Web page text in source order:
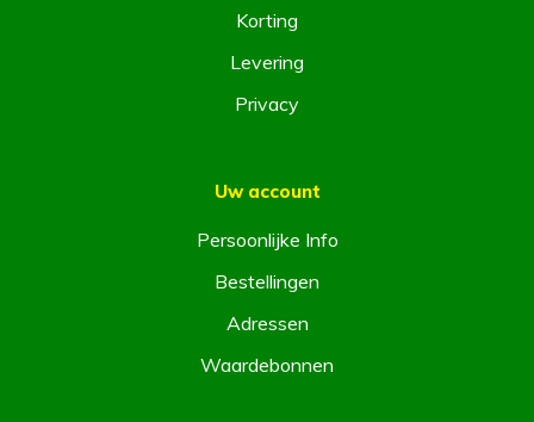
Korting
Levering
Privacy
Uw account
Persoonlijke Info
Bestellingen
Adressen
Waardebonnen